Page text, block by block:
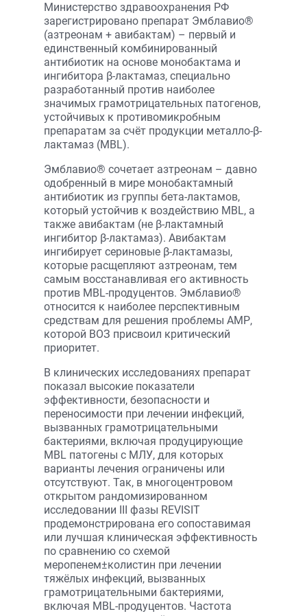
Министерство здравоохранения РФ
зарегистрировано препарат Эмблавио®
(азтреонам + авибактам) – первый и
единственный комбинированный
антибиотик на основе монобактама и
ингибитора β-лактамаз, специально
разработанный против наиболее
значимых грамотрицательных патогенов,
устойчивых к противомикробным
препаратам за счёт продукции металло-β-
лактамаз (MBL).
Эмблавио® сочетает азтреонам – давно
одобренный в мире монобактамный
антибиотик из группы бета-лактамов,
который устойчив к воздействию MBL, а
также авибактам (не β-лактамный
ингибитор β-лактамаз). Авибактам
ингибирует сериновые β-лактамазы,
которые расщепляют азтреонам, тем
самым восстанавливая его активность
против MBL-продуцентов. Эмблавио®
относится к наиболее перспективным
средствам для решения проблемы АМР,
которой ВОЗ присвоил критический
приоритет.
В клинических исследованиях препарат
показал высокие показатели
эффективности, безопасности и
переносимости при лечении инфекций,
вызванных грамотрицательными
бактериями, включая продуцирующие
MBL патогены с МЛУ, для которых
варианты лечения ограничены или
отсутствуют. Так, в многоцентровом
открытом рандомизированном
исследовании III фазы REVISIT
продемонстрирована его сопоставимая
или лучшая клиническая эффективность
по сравнению со схемой
меропенем±колистин при лечении
тяжёлых инфекций, вызванных
грамотрицательными бактериями,
включая MBL-продуцентов. Частота